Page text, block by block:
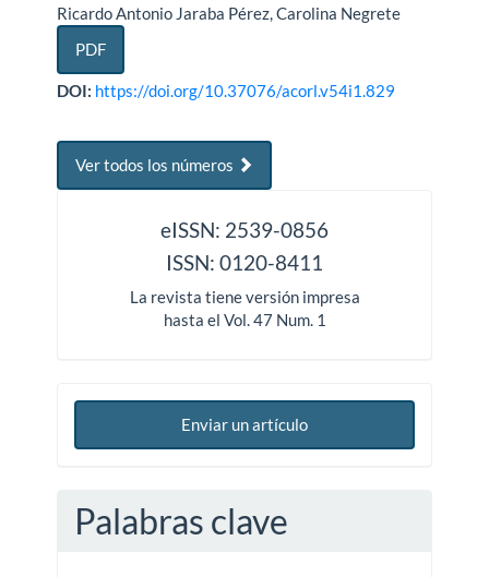
Ricardo Antonio Jaraba Pérez, Carolina Negrete
PDF
DOI: https://doi.org/10.37076/acorl.v54i1.829
Ver todos los números
eISSN: 2539-0856
ISSN: 0120-8411
La revista tiene versión impresa
hasta el Vol. 47 Num. 1
Enviar un artículo
Palabras clave